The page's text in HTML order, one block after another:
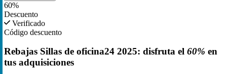
60%
Descuento
Verificado
Código descuento
Rebajas Sillas de oficina24 2025: disfruta el 60% en
tus adquisiciones